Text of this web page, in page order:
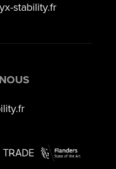
stability.fr